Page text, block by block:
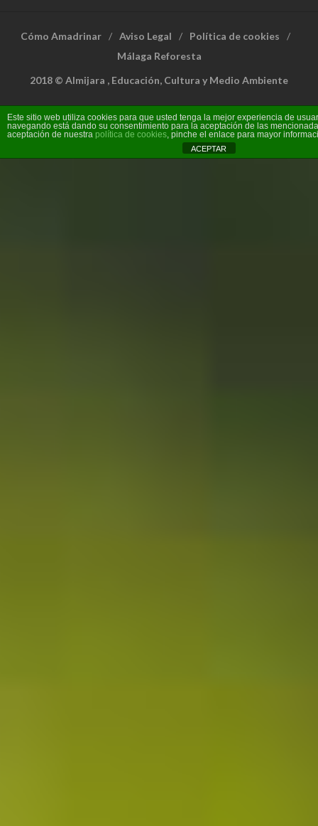
Cómo Amadrinar Aviso Legal
Política de cookies
Málaga Reforesta
2018 © Almijara , Educación, Cultura y Medio Ambiente
Este sitio web utiliza cookies para que usted tenga la mejor experiencia de
navegando está dando su consentimiento para la aceptación de las
aceptación de nuestra política de cookies, pinche el enlace para mayor
ACEPTAR